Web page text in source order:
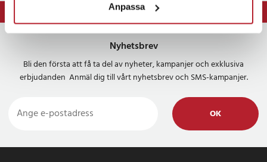
Anpassa
⭐ 365 dagars öppet köp
Nyhetsbrev
Bli den första att få ta del av nyheter, kampanjer och exklusiva
erbjudanden Anmäl dig till vårt nyhetsbrev och SMS-kampanjer.
OK